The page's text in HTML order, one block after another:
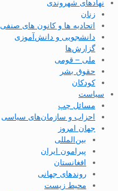
نهادهای شهروندی
زنان
اتحادیه ها و کانون های صنفی
دانشجویی و دانش‌آموزی
گزارش‌ها
ملی – قومی
حقوق بشر
کودکان
سیاست
مسائل چپ
احزاب و سازمان‌های سیاسی
جهان امروز
بین‌المللی
پیرامون ایران
افغانستان
روندهای جهانی
محیط زیست